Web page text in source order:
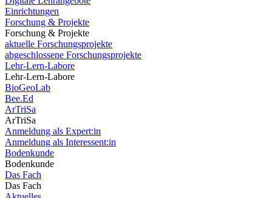
Einrichtungen
Forschung & Projekte
Forschung & Projekte
aktuelle Forschungsprojekte
abgeschlossene Forschungsprojekte
Lehr-Lern-Labore
Lehr-Lern-Labore
BioGeoLab
Bee.Ed
ArTriSa
ArTriSa
Anmeldung als Expert:in
Anmeldung als Interessent:in
Bodenkunde
Bodenkunde
Das Fach
Das Fach